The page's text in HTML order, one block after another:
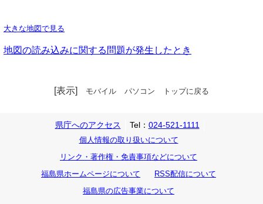
大きな地図で見る
地図の読み込みに関する問題が発生したとき
[表示] モバイル パソコン トップに戻る
県庁へのアクセス Tel： 024-521-1111
個人情報の取り扱いについて
リンク・著作権・免責事項などについて
福島県ホームページについて
RSS配信について
福島県の広告事業について